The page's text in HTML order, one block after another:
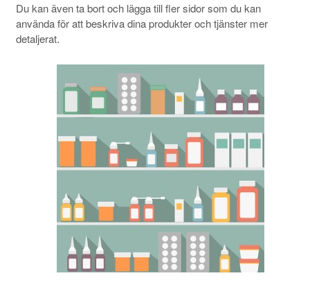
Du kan även ta bort och lägga till fler sidor som du kan
använda för att beskriva dina produkter och tjänster mer
detaljerat.